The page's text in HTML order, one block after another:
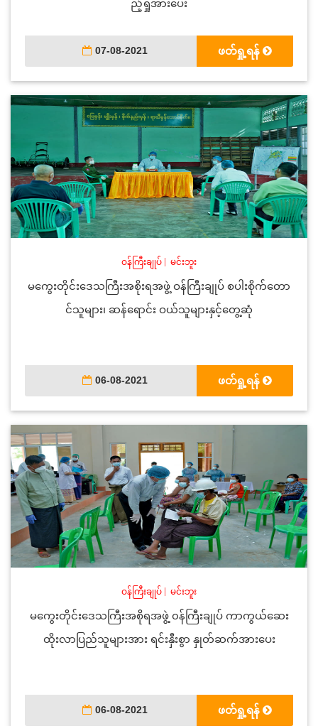
ည့်ရှုအားပေး
07-08-2021 ဖတ်ရှု့ရန်
ဝန်ကြီးချုပ် မင်းဘူး
မကွေးတိုင်းဒေသကြီးအစိုးရအဖွဲ့ ဝန်ကြီးချုပ် စပါးစိုက်တော
င်သူများ၊ ဆန်ရောင်း ဝယ်သူများနှင့်တွေ့ဆုံ
06-08-2021 ဖတ်ရှု့ရန်
ဝန်ကြီးချုပ် မင်းဘူး
မကွေးတိုင်းဒေသကြီးအစိုရအဖွဲ့ ၀န်ကြီးချုပ် ကာကွယ်ဆေး
ထိုးလာပြည်သူများအား ရင်းနှီးစွာ နှုတ်ဆက်အားပေး
06-08-2021 ဖတ်ရှု့ရန်